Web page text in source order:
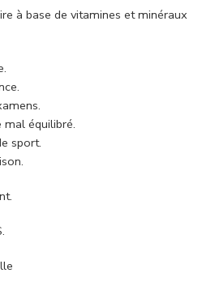
à base de vitamines et minéraux
équilibré.
sport.